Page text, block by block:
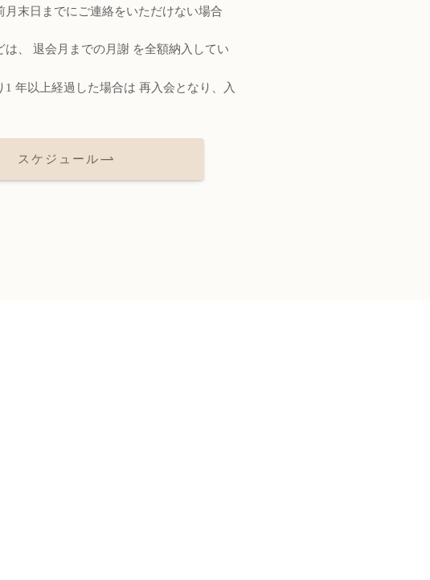
末日までにご連絡をいただけない場合
、 退会月までの月謝 を全額納入してい
年以上経過した場合は 再入会となり、入
スケジュール